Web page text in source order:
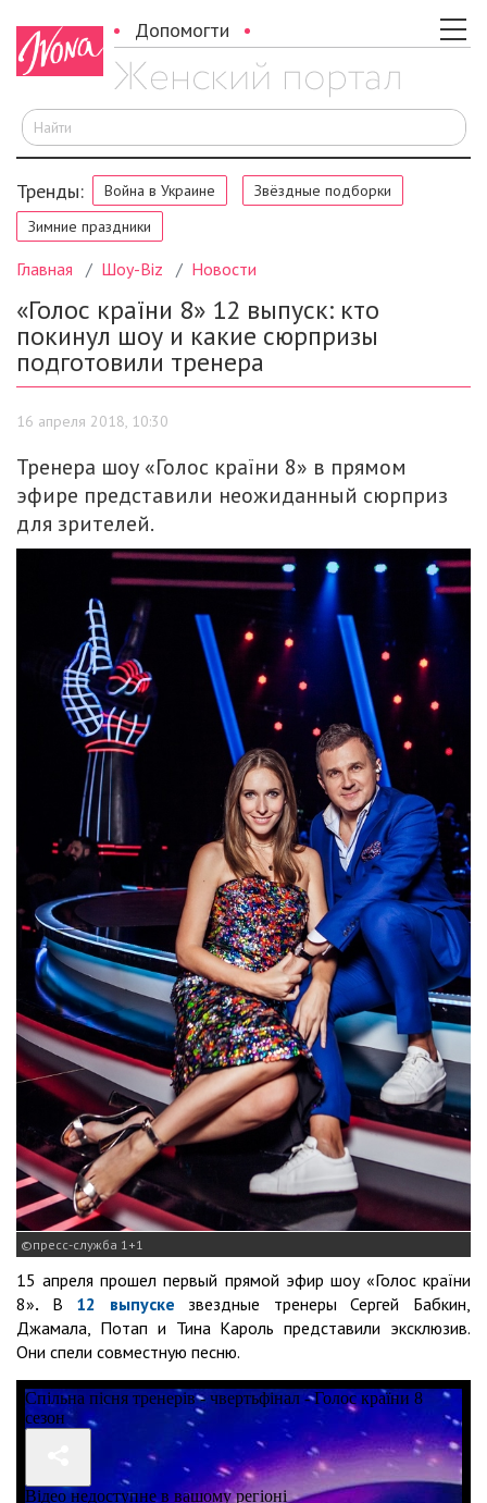
Допомогти
Тренды: Война в Украине
Звёздные подборки
Зимние праздники
Главная Шоу-Biz Новости
«Голос країни 8» 12 выпуск: кто
покинул шоу и какие сюрпризы
подготовили тренера
16 апреля 2018, 10:30
Тренера шоу «Голос країни 8» в прямом
эфире представили неожиданный сюрприз
для зрителей.
пресс-служба 1+1
15 апреля прошел первый прямой эфир шоу «Голос країни
8». В 12 выпуске
звездные тренеры Сергей Бабкин,
Джамала, Потап и Тина Кароль представили эксклюзив.
Они спели совместную песню.